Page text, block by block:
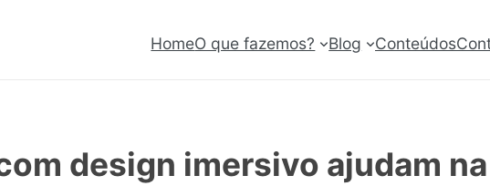
HomeO que fazemos? Blog Conteúdos
design imersivo ajudam